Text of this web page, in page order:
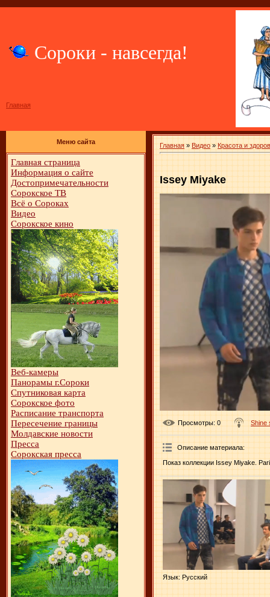
Сороки - навсегда!
Главная
Меню сайта
Главная страница
Информация о сайте
Достопримечательности
Сорокское ТВ
Всё о Сороках
Видео
Сорокское кино
Веб-камеры
Панорамы г.Сороки
Спутниковая карта
Сорокское фото
Расписание транспорта
Пересечение границы
Молдавские новости
Пресса
Сорокская пресса
Главная » Видео » Красота и
Issey Miyake
Просмотры: 0 Shine
Описание материала:
Показ коллекции Issey Miyake.
Язык: Русский